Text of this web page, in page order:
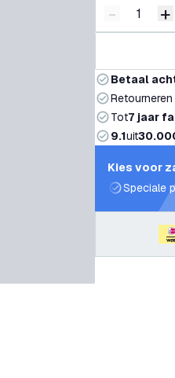
Verminder
- +
Betaal
Tot7 jaar
9.1uit
Kies voor
Speciale